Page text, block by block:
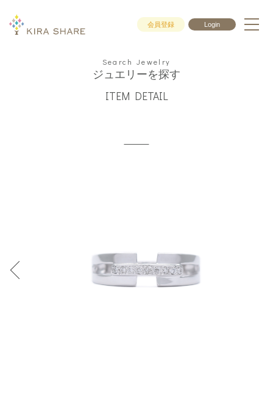
会員登録 Login
Search Jewelry
ジュエリーを探す
ITEM DETAIL